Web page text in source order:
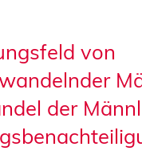
von
der